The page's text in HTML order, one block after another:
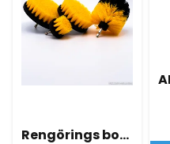
Rengörings borstar 4x